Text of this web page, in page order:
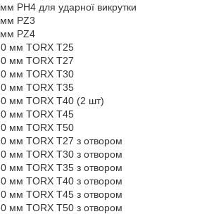
PH4 для ударної викрутки
PZ3
PZ4
мм TORX T25
мм TORX T27
мм TORX T30
мм TORX T35
мм TORX T40 (2 шт)
мм TORX T45
мм TORX T50
мм TORX T27 з отвором
мм TORX T30 з отвором
мм TORX T35 з отвором
мм TORX T40 з отвором
мм TORX T45 з отвором
мм TORX T50 з отвором